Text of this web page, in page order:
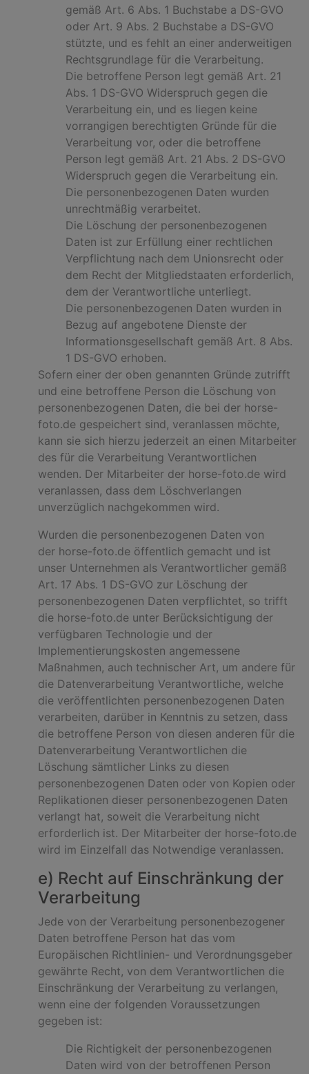
gemäß Art. 6 Abs. 1 Buchstabe a DS-GVO
oder Art. 9 Abs. 2 Buchstabe a DS-GVO
stützte, und es fehlt an einer anderweitigen
Rechtsgrundlage für die Verarbeitung.
Die betroffene Person legt gemäß Art. 21
Abs. 1 DS-GVO Widerspruch gegen die
Verarbeitung ein, und es liegen keine
vorrangigen berechtigten Gründe für die
Verarbeitung vor, oder die betroffene
Person legt gemäß Art. 21 Abs. 2 DS-GVO
Widerspruch gegen die Verarbeitung ein.
Die personenbezogenen Daten wurden
unrechtmäßig verarbeitet.
Die Löschung der personenbezogenen
Daten ist zur Erfüllung einer rechtlichen
Verpflichtung nach dem Unionsrecht oder
dem Recht der Mitgliedstaaten erforderlich,
dem der Verantwortliche unterliegt.
Die personenbezogenen Daten wurden in
Bezug auf angebotene Dienste der
Informationsgesellschaft gemäß Art. 8 Abs.
1 DS-GVO erhoben.
Sofern einer der oben genannten Gründe zutrifft
und eine betroffene Person die Löschung von
personenbezogenen Daten, die bei der horse-
foto.de gespeichert sind, veranlassen möchte,
kann sie sich hierzu jederzeit an einen Mitarbeiter
des für die Verarbeitung Verantwortlichen
wenden. Der Mitarbeiter der horse-foto.de wird
veranlassen, dass dem Löschverlangen
unverzüglich nachgekommen wird.
Wurden die personenbezogenen Daten von
der horse-foto.de öffentlich gemacht und ist
unser Unternehmen als Verantwortlicher gemäß
Art. 17 Abs. 1 DS-GVO zur Löschung der
personenbezogenen Daten verpflichtet, so trifft
die horse-foto.de unter Berücksichtigung der
verfügbaren Technologie und der
Implementierungskosten angemessene
Maßnahmen, auch technischer Art, um andere für
die Datenverarbeitung Verantwortliche, welche
die veröffentlichten personenbezogenen Daten
verarbeiten, darüber in Kenntnis zu setzen, dass
die betroffene Person von diesen anderen für die
Datenverarbeitung Verantwortlichen die
Löschung sämtlicher Links zu diesen
personenbezogenen Daten oder von Kopien oder
Replikationen dieser personenbezogenen Daten
verlangt hat, soweit die Verarbeitung nicht
erforderlich ist. Der Mitarbeiter der horse-foto.de
wird im Einzelfall das Notwendige veranlassen.
e) Recht auf Einschränkung der
Verarbeitung
Jede von der Verarbeitung personenbezogener
Daten betroffene Person hat das vom
Europäischen Richtlinien- und Verordnungsgeber
gewährte Recht, von dem Verantwortlichen die
Einschränkung der Verarbeitung zu verlangen,
wenn eine der folgenden Voraussetzungen
gegeben ist:
Die Richtigkeit der personenbezogenen
Daten wird von der betroffenen Person